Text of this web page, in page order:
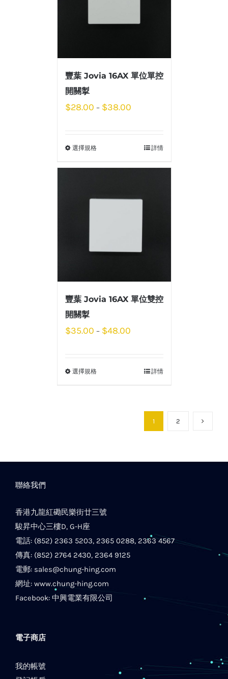
豐葉 Jovia 16AX 單位單控
開關掣
$28.00 – $38.00
選擇規格 詳情
豐葉 Jovia 16AX 單位雙控
開關掣
$35.00 – $48.00
選擇規格 詳情
1 2
聯絡我們
香港九龍紅磡民樂街廿三號
駿昇中心三樓D, G-H座
電話: (852) 2363 5203, 2365 0288, 2363 4567
傳真: (852) 2764 2430, 2364 9125
電郵: sales@chung-hing.com
網址: www.chung-hing.com
Facebook: 中興電業有限公司
電子商店
我的帳號